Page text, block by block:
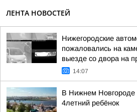
ЛЕНТА НОВОСТЕЙ
Нижегородские
пожаловались на
выезде со двора на
14:07
В Нижнем Новгороде
4летний ребёнок